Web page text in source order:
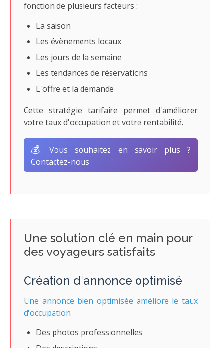
fonction de plusieurs facteurs :
La saison
Les évènements locaux
Les jours de la semaine
Les tendances de réservations
L'offre et la demande
Cette stratégie tarifaire permet d'améliorer
votre taux d'occupation et votre rentabilité.
💰
Vous souhaitez en savoir plus ?
Contactez-nous
Une solution clé en main pour
des voyageurs satisfaits
Création d'annonce optimisé
Une annonce bien optimisée améliore le taux
d'occupation
Des photos professionnelles